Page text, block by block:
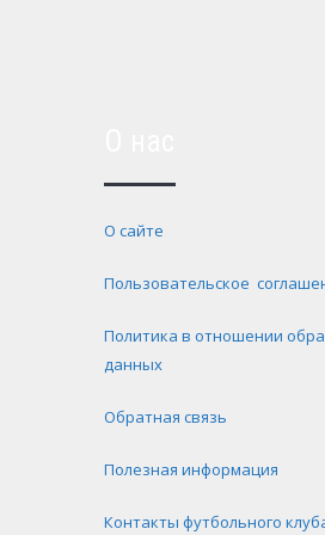
О сайте
Пользовательское
Политика в отношении
данных
Обратная связь
Полезная информация
Контакты футбольного